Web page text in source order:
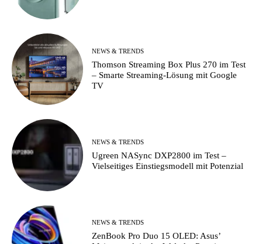
NEWS & TRENDS
Thomson Streaming Box Plus 270 im Test
– Smarte Streaming-Lösung mit Google
TV
NEWS & TRENDS
Ugreen NASync DXP2800 im Test –
Vielseitiges Einstiegsmodell mit Potenzial
NEWS & TRENDS
ZenBook Pro Duo 15 OLED: Asus’